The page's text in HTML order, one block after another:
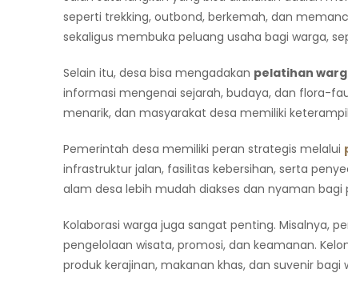
seperti trekking, outbond, berkemah, dan
sekaligus membuka peluang usaha bagi warga,
Selain itu, desa bisa mengadakan pelatihan
informasi mengenai sejarah, budaya, dan flora-
menarik, dan masyarakat desa memiliki
Pemerintah desa memiliki peran strategis melalui
infrastruktur jalan, fasilitas kebersihan, serta
alam desa lebih mudah diakses dan nyaman bagi
Kolaborasi warga juga sangat penting. Misalnya,
pengelolaan wisata, promosi, dan keamanan.
produk kerajinan, makanan khas, dan suvenir